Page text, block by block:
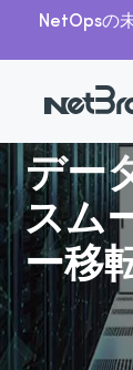
NetOpsの
戻る
デー
スム
ー移